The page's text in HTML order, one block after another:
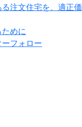
注文住宅を、適正価
めに
フォロー